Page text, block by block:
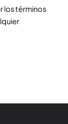
los términos